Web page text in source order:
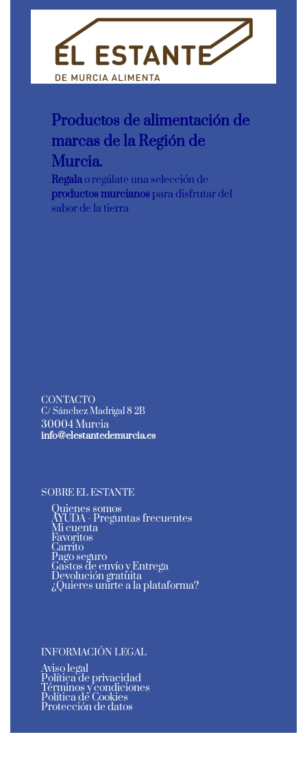
Productos de alimentación de
marcas de la Región de
Murcia.
Regalao regálate una selección de
productos murcianospara disfrutar del
sabor de la tierra
CONTACTO
C/ Sánchez Madrigal 8 2B
30004 Murcia
info@elestantedemurcia.es
SOBRE EL ESTANTE
Quienes somos
AYUDA - Preguntas frecuentes
Mi cuenta
Favoritos
Carrito
Pago seguro
Gastos de envío y Entrega
Devolución gratuita
¿Quieres unirte a la plataforma?
INFORMACIÓN LEGAL
Aviso legal
Política de privacidad
Términos y condiciones
Política de Cookies
Protección de datos